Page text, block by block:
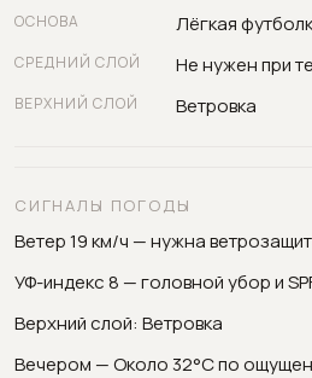
ОСНОВА Лёгкая
СРЕДНИЙ СЛОЙ Не нужен при
ВЕРХНИЙ СЛОЙ Ветровка
СИГНАЛЫ ПОГОДЫ
Ветер 19 км/ч — нужна
УФ-индекс 8 — головной убор и
Верхний слой: Ветровка
Вечером — Около 32°C по